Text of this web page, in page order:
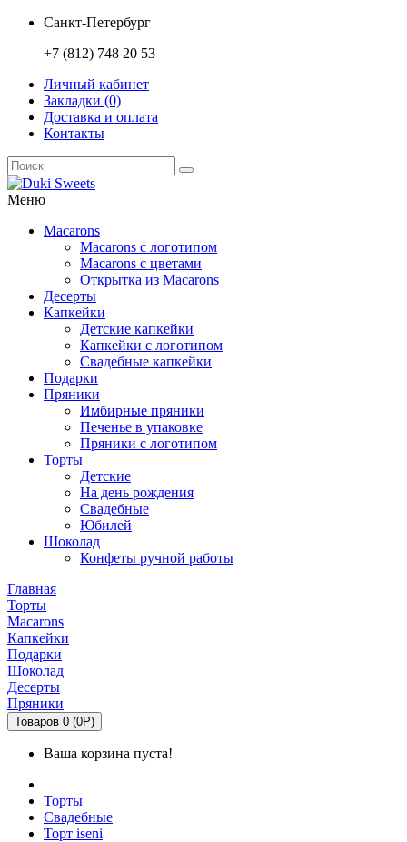
Санкт-Петербург
+7 (812) 748 20 53
Личный кабинет
Закладки (0)
Доставка и оплата
Контакты
Меню
Macarons
Macarons с логотипом
Macarons с цветами
Открытка из Macarons
Десерты
Капкейки
Детские капкейки
Капкейки с логотипом
Свадебные капкейки
Подарки
Пряники
Имбирные пряники
Печенье в упаковке
Пряники с логотипом
Торты
Детские
На день рождения
Свадебные
Юбилей
Шоколад
Конфеты ручной работы
Главная
Торты
Macarons
Капкейки
Подарки
Шоколад
Десерты
Пряники
Товаров 0 (0Р)
Ваша корзина пуста!
Торты
Свадебные
Торт iseni